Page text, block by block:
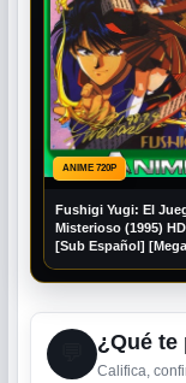
ANIME 720P
Fushigi Yugi: El
Misterioso (1995)
[Sub Español]
¿Qué
Califica,